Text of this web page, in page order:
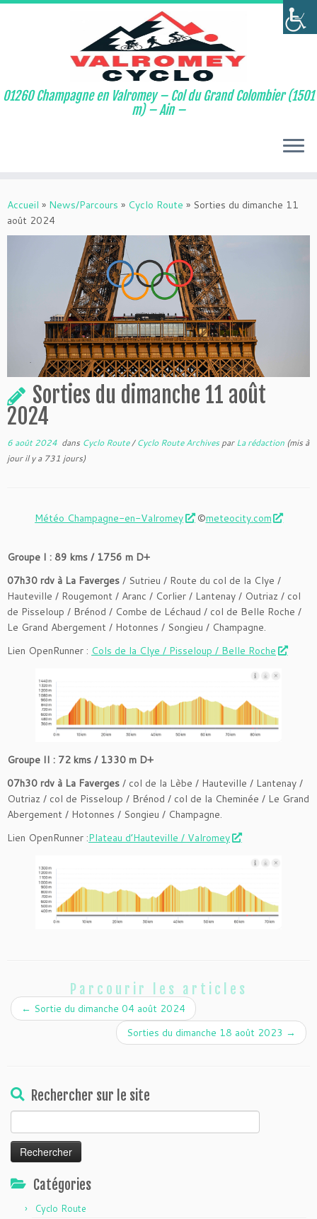
au
contenu
01260 Champagne en Valromey – Col du Grand Colombier (1501
m) – Ain –
Accueil » News/Parcours » Cyclo Route » Sorties du dimanche 11
août 2024
Sorties du dimanche 11 août
2024
6 août 2024 dans Cyclo Route/Cyclo Route ArchivesparLa rédaction (mis à
jour il y a 731 jours)
Météo Champagne-en-Valromey ©meteocity.com
Groupe I : 89 kms / 1756 m D+
07h30 rdv à La Faverges / Sutrieu / Route du col de la Clye /
Hauteville / Rougemont / Aranc / Corlier / Lantenay / Outriaz / col
de Pisseloup / Brénod / Combe de Léchaud / col de Belle Roche /
Le Grand Abergement / Hotonnes / Songieu / Champagne.
Lien OpenRunner : Cols de la Clye / Pisseloup / Belle Roche
Groupe II : 72 kms / 1330 m D+
07h30 rdv à La Faverges / col de la Lèbe / Hauteville / Lantenay /
Outriaz / col de Pisseloup / Brénod / col de la Cheminée / Le Grand
Abergement / Hotonnes / Songieu / Champagne.
Lien OpenRunner :Plateau d’Hauteville / Valromey
Parcourir les articles
← Sortie du dimanche 04 août 2024
Sorties du dimanche 18 août 2023 →
Rechercher sur le site
Rechercher :
Catégories
Cyclo Route